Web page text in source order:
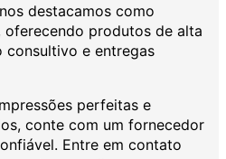
destacamos como
oferecendo produtos de alta
consultivo e entregas
perfeitas e
conte com um fornecedor
Entre em contato